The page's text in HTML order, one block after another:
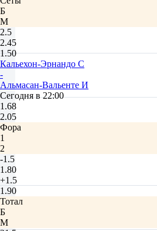
Б
М
2.5
2.45
1.50
Кальехон-Эрнандо С
-
Альмасан-Вальенте И
Сегодня в 22:00
1.68
2.05
Фора
1
2
-1.5
1.80
+1.5
1.90
Тотал
Б
М